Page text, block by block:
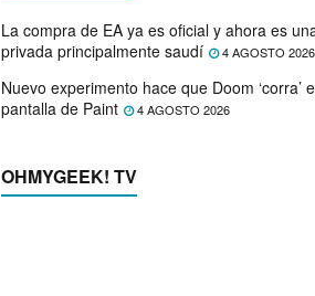
La compra de EA ya es oficial y ahora es
privada principalmente saudí
4 AGOSTO 2026
Nuevo experimento hace que Doom ‘corra’
pantalla de Paint
4 AGOSTO 2026
OHMYGEEK! TV